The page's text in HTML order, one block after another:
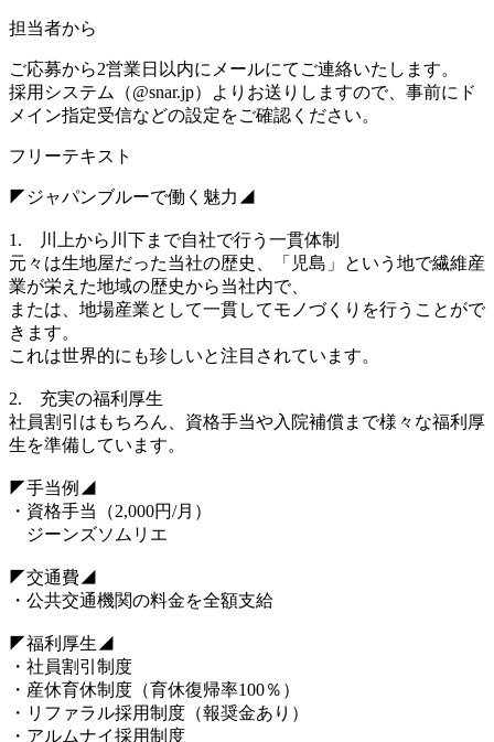
担当者から
ご応募から2営業日以内にメールにてご連絡いたします。
採用システム（@snar.jp）よりお送りしますので、事前にド
メイン指定受信などの設定をご確認ください。
フリーテキスト
◤ジャパンブルーで働く魅力◢
1. 川上から川下まで自社で行う一貫体制
元々は生地屋だった当社の歴史、「児島」という地で繊維産
業が栄えた地域の歴史から当社内で、
または、地場産業として一貫してモノづくりを行うことがで
きます。
これは世界的にも珍しいと注目されています。
2. 充実の福利厚生
社員割引はもちろん、資格手当や入院補償まで様々な福利厚
生を準備しています。
◤手当例◢
・資格手当（2,000円/月）
ジーンズソムリエ
◤交通費◢
・公共交通機関の料金を全額支給
◤福利厚生◢
・社員割引制度
・産休育休制度（育休復帰率100％）
・リファラル採用制度（報奨金あり）
・アルムナイ採用制度